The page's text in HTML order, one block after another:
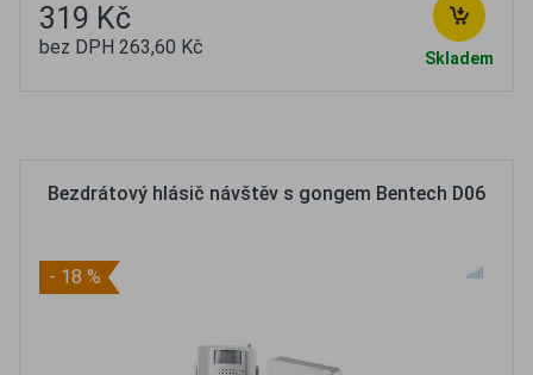
319 Kč
bez DPH 263,60 Kč Skladem
Bezdrátový hlásič návštěv s gongem Bentech D06
- 18 %